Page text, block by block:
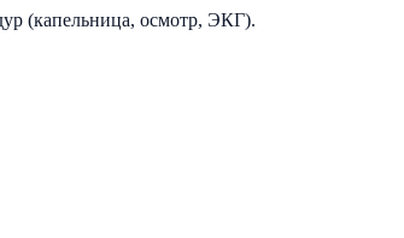
(капельница, осмотр, ЭКГ).